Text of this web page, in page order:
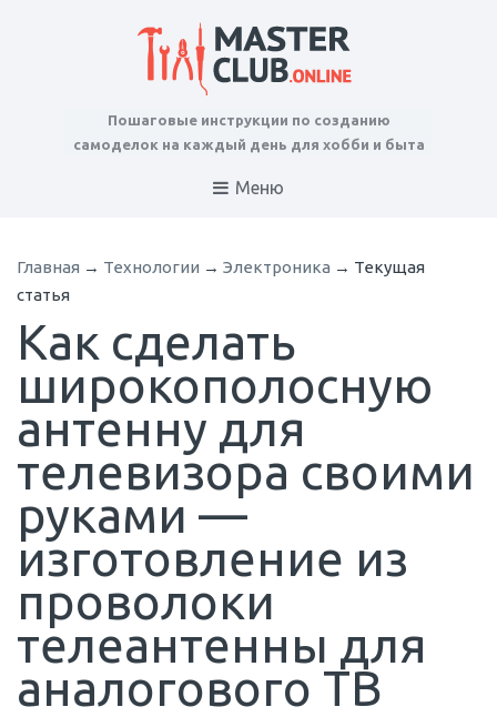
Пошаговые инструкции по созданию
самоделок на каждый день для хобби и быта
Меню
Главная → Технологии → Электроника → Текущая
статья
Как сделать
широкополосную
антенну для
телевизора своими
руками —
изготовление из
проволоки
телеантенны для
аналогового ТВ